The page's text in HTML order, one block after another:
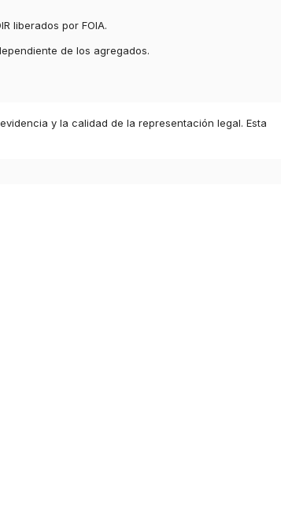
liberados por FOIA.
de los agregados.
y la calidad de la representación legal. Esta